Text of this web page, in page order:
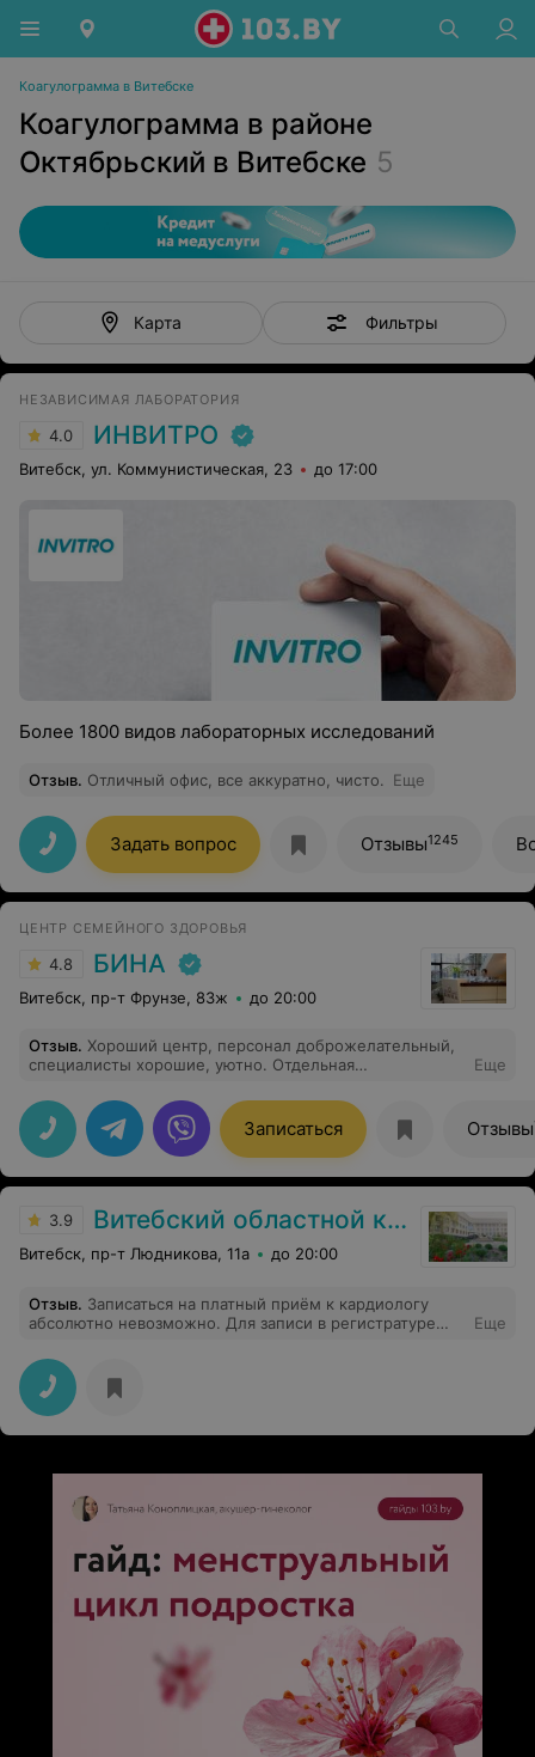
Коагулограмма в Витебске
Коагулограмма в районе
Октябрьский в Витебске 5
Карта Фильтры
НЕЗАВИСИМАЯ ЛАБОРАТОРИЯ
4.0 ИНВИТРО
Витебск, ул. Коммунистическая, 23 до 17:00
Более 1800 видов лабораторных исследований
Отзыв. Отличный офис, все аккуратно, чисто. Еще
Задать вопрос Отзывы1245
ЦЕНТР СЕМЕЙНОГО ЗДОРОВЬЯ
4.8 БИНА
Витебск, пр-т Фрунзе, 83ж до 20:00
Отзыв. Хороший центр, персонал доброжелательный,
специалисты хорошие, уютно. Отдельная
доктор и чудесный человек!
Еще
Записаться Отзывы
3.9 Витебский областной клинический кардиологический центр
Витебск, пр-т Людникова, 11а до 20:00
Отзыв. Записаться на платный приём к кардиологу
абсолютно невозможно. Для записи в регистратуре
три месяца. Для человека с кардио. патологией
необходима консультация квалифицированных
специалистов.
Еще